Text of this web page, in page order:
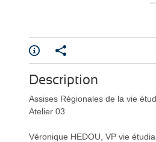
Description
Assises Régionales de la vie
Atelier 03
Véronique HEDOU, VP vie